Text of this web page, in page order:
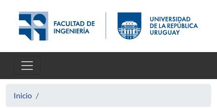
Inicio